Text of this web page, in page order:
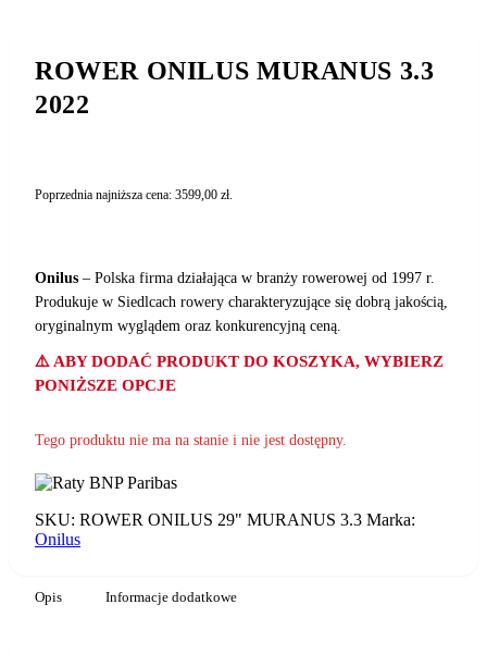
ROWER ONILUS MURANUS 3.3
2022
Poprzednia najniższa cena: 3599,00 zł.
Onilus – Polska firma działająca w branży rowerowej od 1997 r.
Produkuje w Siedlcach rowery charakteryzujące się dobrą jakością,
oryginalnym wyglądem oraz konkurencyjną ceną.
⚠️ ABY DODAĆ PRODUKT DO KOSZYKA, WYBIERZ
PONIŻSZE OPCJE
Tego produktu nie ma na stanie i nie jest dostępny.
SKU: ROWER ONILUS 29" MURANUS 3.3 Marka:
Onilus
Opis Informacje dodatkowe